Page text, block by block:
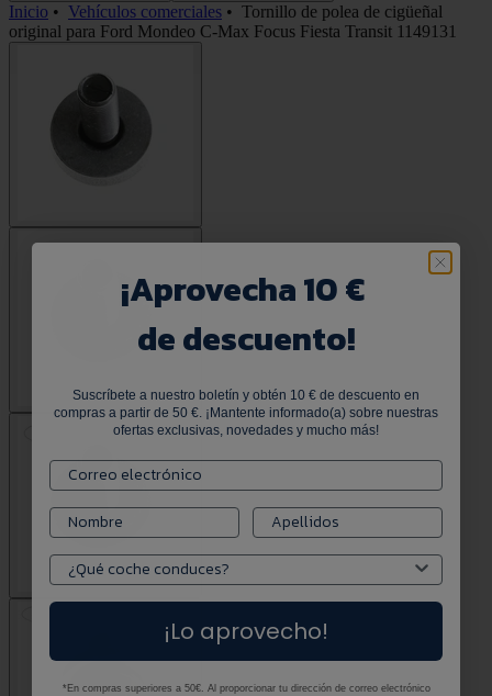
Inicio • Vehículos comerciales • Tornillo de polea de cigüeñal
original para Ford Mondeo C-Max Focus Fiesta Transit 1149131
¡Aprovecha 10 €
de descuento!
Suscríbete a nuestro boletín y obtén 10 € de descuento en
compras a partir de 50 €. ¡Mantente informado(a) sobre nuestras
ofertas exclusivas, novedades y mucho más!
¡Lo aprovecho!
*En compras superiores a 50€. Al proporcionar tu dirección de correo electrónico